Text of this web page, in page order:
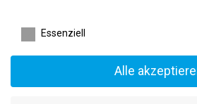
apartmentAidoo Software GmbH
Essenziell
Alle